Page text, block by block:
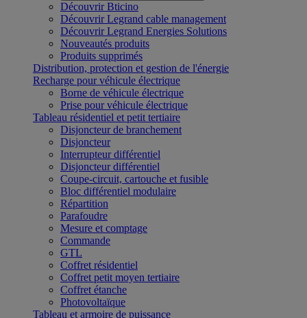
Découvrir Bticino
Découvrir Legrand cable management
Découvrir Legrand Energies Solutions
Nouveautés produits
Produits supprimés
Distribution, protection et gestion de l'énergie
Recharge pour véhicule électrique
Borne de véhicule électrique
Prise pour véhicule électrique
Tableau résidentiel et petit tertiaire
Disjoncteur de branchement
Disjoncteur
Interrupteur différentiel
Disjoncteur différentiel
Coupe-circuit, cartouche et fusible
Bloc différentiel modulaire
Répartition
Parafoudre
Mesure et comptage
Commande
GTL
Coffret résidentiel
Coffret petit moyen tertiaire
Coffret étanche
Photovoltaïque
Tableau et armoire de puissance